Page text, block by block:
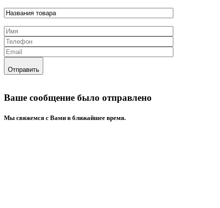
Отправить
Ваше сообщение было отправлено
Mы свяжемся с Вами в ближайшее время.